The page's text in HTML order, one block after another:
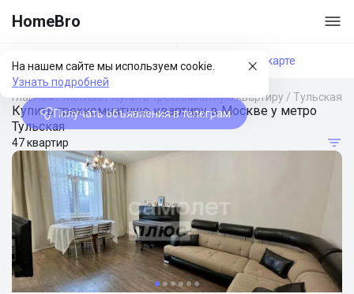
HomeBro
На нашем сайте мы используем cookie.
Узнать подробней
Получать объявления в телеграм
Фильтры На карте
Главная/Москва/Купить трехкомнатную квартиру / Тульская
Купить трехкомнатную квартиру в Москве у метро
Тульская
47 квартир